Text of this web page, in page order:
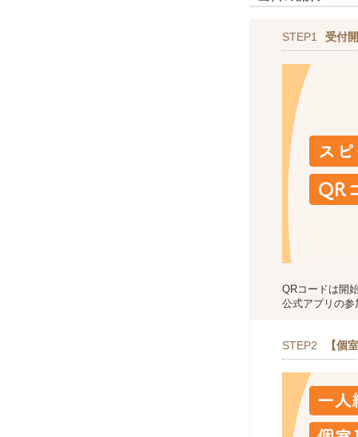
STEP1 受付
QRコードは開
公式アプリの
STEP2 【個